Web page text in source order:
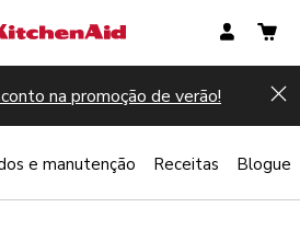
na promoção de verão!
e manutenção Receitas Blogue